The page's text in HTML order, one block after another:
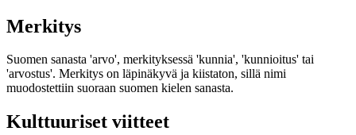
Merkitys
Suomen sanasta 'arvo', merkityksessä 'kunnia', 'kunnioitus' tai
'arvostus'. Merkitys on läpinäkyvä ja kiistaton, sillä nimi
muodostettiin suoraan suomen kielen sanasta.
Kulttuuriset viitteet